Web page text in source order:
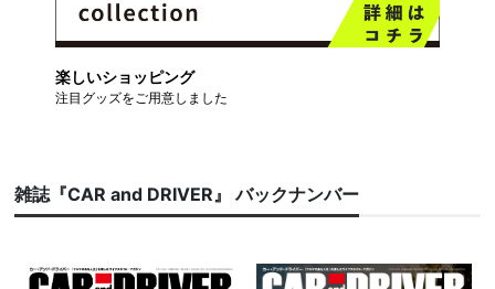
楽しいショッピング
注目グッズをご用意しました
雑誌『CAR and DRIVER』 バックナンバー